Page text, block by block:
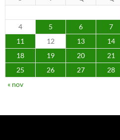
4
5 6 7
11
12 13 14
18
19 20 21
25
26 27 28
« nov